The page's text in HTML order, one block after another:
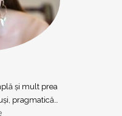
şi mult prea
pragmatică…